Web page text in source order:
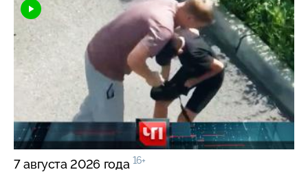
7 августа 2026 года 16+